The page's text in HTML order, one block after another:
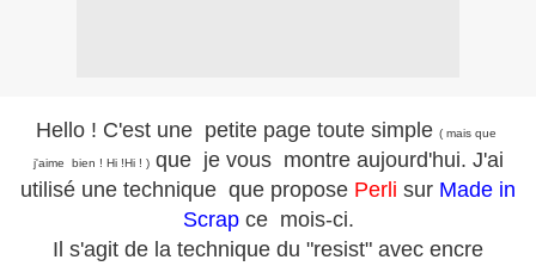
Hello ! C'est une petite page toute simple ( mais que
j'aime bien ! Hi !Hi ! )que je vous montre aujourd'hui. J'ai
utilisé une technique que propose Perli sur Made in
Scrapce mois-ci.
Il s'agit de la technique du "resist" avec encre